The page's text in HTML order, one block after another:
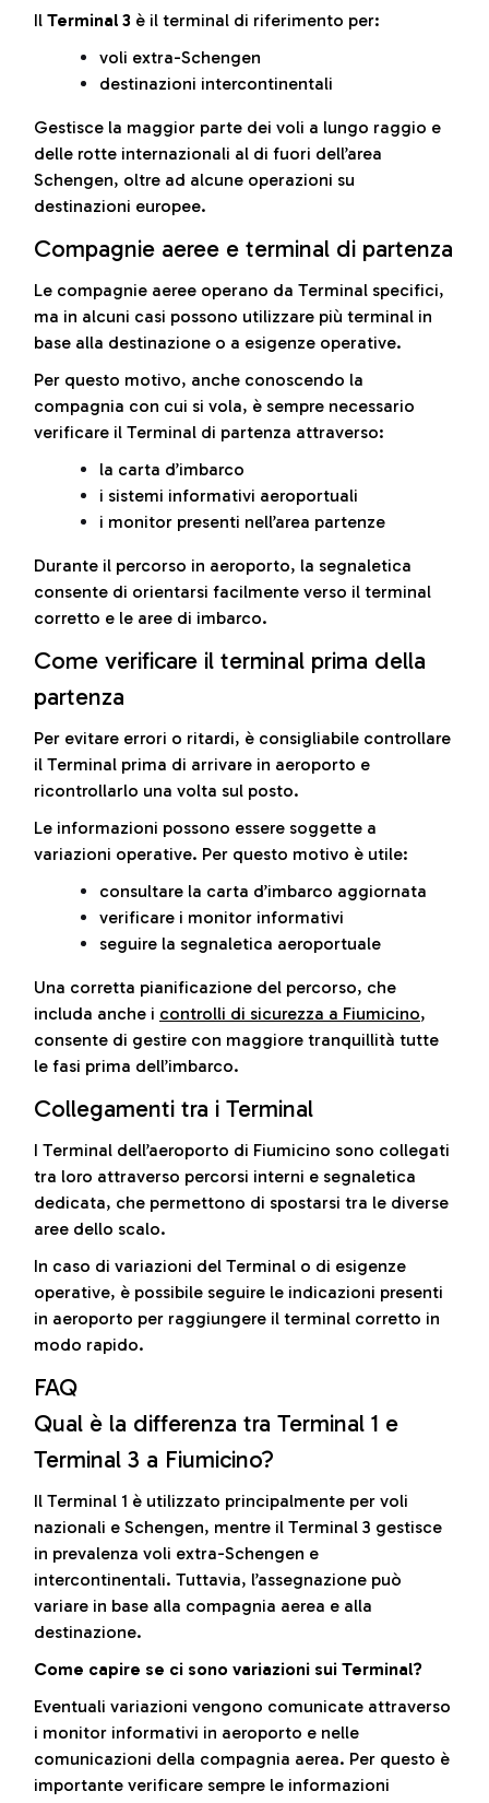
Il Terminal 3 è il terminal di riferimento per:
voli extra-Schengen
destinazioni intercontinentali
Gestisce la maggior parte dei voli a lungo raggio e
delle rotte internazionali al di fuori dell’area
Schengen, oltre ad alcune operazioni su
destinazioni europee.
Compagnie aeree e terminal di partenza
Le compagnie aeree operano da Terminal specifici,
ma in alcuni casi possono utilizzare più terminal in
base alla destinazione o a esigenze operative.
Per questo motivo, anche conoscendo la
compagnia con cui si vola, è sempre necessario
verificare il Terminal di partenza attraverso:
la carta d’imbarco
i sistemi informativi aeroportuali
i monitor presenti nell’area partenze
Durante il percorso in aeroporto, la segnaletica
consente di orientarsi facilmente verso il terminal
corretto e le aree di imbarco.
Come verificare il terminal prima della
partenza
Per evitare errori o ritardi, è consigliabile controllare
il Terminal prima di arrivare in aeroporto e
ricontrollarlo una volta sul posto.
Le informazioni possono essere soggette a
variazioni operative. Per questo motivo è utile:
consultare la carta d’imbarco aggiornata
verificare i monitor informativi
seguire la segnaletica aeroportuale
Una corretta pianificazione del percorso, che
includa anche i controlli di sicurezza a Fiumicino,
consente di gestire con maggiore tranquillità tutte
le fasi prima dell’imbarco.
Collegamenti tra i Terminal
I Terminal dell’aeroporto di Fiumicino sono collegati
tra loro attraverso percorsi interni e segnaletica
dedicata, che permettono di spostarsi tra le diverse
aree dello scalo.
In caso di variazioni del Terminal o di esigenze
operative, è possibile seguire le indicazioni presenti
in aeroporto per raggiungere il terminal corretto in
modo rapido.
FAQ
Qual è la differenza tra Terminal 1 e
Terminal 3 a Fiumicino?
Il Terminal 1 è utilizzato principalmente per voli
nazionali e Schengen, mentre il Terminal 3 gestisce
in prevalenza voli extra-Schengen e
intercontinentali. Tuttavia, l’assegnazione può
variare in base alla compagnia aerea e alla
destinazione.
Come capire se ci sono variazioni sui Terminal?
Eventuali variazioni vengono comunicate attraverso
i monitor informativi in aeroporto e nelle
comunicazioni della compagnia aerea. Per questo è
importante verificare sempre le informazioni